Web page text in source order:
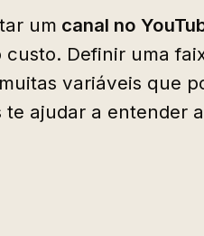
um canal no
Definir uma
variáveis que
ajudar a entender